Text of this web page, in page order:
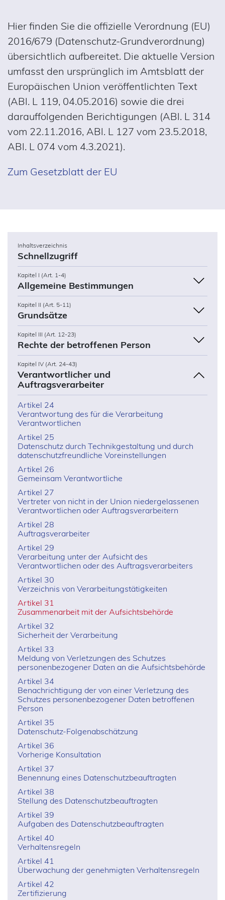
Hier finden Sie die offizielle Verordnung (EU)
2016/679 (Datenschutz-Grundverordnung)
übersichtlich aufbereitet. Die aktuelle Version
umfasst den ursprünglich im Amtsblatt der
Europäischen Union veröffentlichten Text
(ABl. L 119, 04.05.2016) sowie die drei
darauffolgenden Berichtigungen (ABl. L 314
vom 22.11.2016, ABl. L 127 vom 23.5.2018,
ABl. L 074 vom 4.3.2021).
Zum Gesetzblatt der EU
Inhaltsverzeichnis
Schnellzugriff
Kapitel I (Art. 1-4)
Allgemeine Bestimmungen
Kapitel II (Art. 5-11)
Grundsätze
Kapitel III (Art. 12-23)
Rechte der betroffenen Person
Kapitel IV (Art. 24-43)
Verantwortlicher und
Auftragsverarbeiter
Artikel 24
Verantwortung des für die Verarbeitung
Verantwortlichen
Artikel 25
Datenschutz durch Technikgestaltung und durch
datenschutzfreundliche Voreinstellungen
Artikel 26
Gemeinsam Verantwortliche
Artikel 27
Vertreter von nicht in der Union niedergelassenen
Verantwortlichen oder Auftragsverarbeitern
Artikel 28
Auftragsverarbeiter
Artikel 29
Verarbeitung unter der Aufsicht des
Verantwortlichen oder des Auftragsverarbeiters
Artikel 30
Verzeichnis von Verarbeitungstätigkeiten
Artikel 31
Zusammenarbeit mit der Aufsichtsbehörde
Artikel 32
Sicherheit der Verarbeitung
Artikel 33
Meldung von Verletzungen des Schutzes
personenbezogener Daten an die Aufsichtsbehörde
Artikel 34
Benachrichtigung der von einer Verletzung des
Schutzes personenbezogener Daten betroffenen
Person
Artikel 35
Datenschutz-Folgenabschätzung
Artikel 36
Vorherige Konsultation
Artikel 37
Benennung eines Datenschutzbeauftragten
Artikel 38
Stellung des Datenschutzbeauftragten
Artikel 39
Aufgaben des Datenschutzbeauftragten
Artikel 40
Verhaltensregeln
Artikel 41
Überwachung der genehmigten Verhaltensregeln
Artikel 42
Zertifizierung